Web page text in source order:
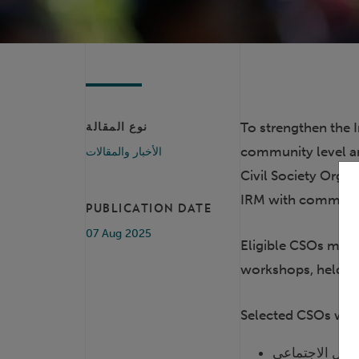
نوع المقالة
الأخبار والمقالات
PUBLICATION DATE
07 Aug 2025
To strengthen the
community level
Civil Society
IRM with
Eligible CSOs
workshops, held in
Selected CSOs
الاجتماعي